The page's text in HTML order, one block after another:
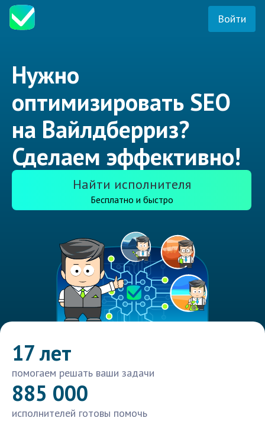
Войти
Нужно
оптимизировать SEO
на Вайлдберриз?
Сделаем эффективно!
Найти исполнителя
Бесплатно и быстро
17 лет
помогаем решать ваши задачи
885 000
исполнителей готовы помочь